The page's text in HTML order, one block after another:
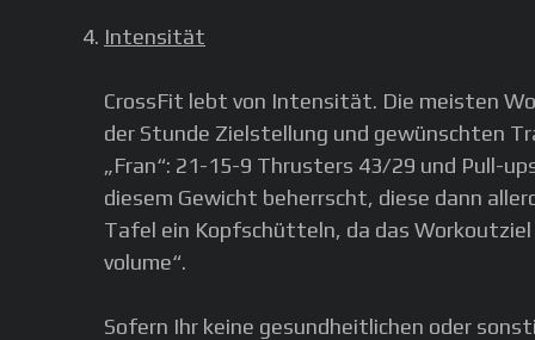
Intensität
CrossFit lebt von Intensität. Die meisten
der Stunde Zielstellung und gewünschten
„Fran“: 21-15-9 Thrusters 43/29 und Pull-
diesem Gewicht beherrscht, diese dann
Tafel ein Kopfschütteln, da das
volume“.
Sofern Ihr keine gesundheitlichen oder